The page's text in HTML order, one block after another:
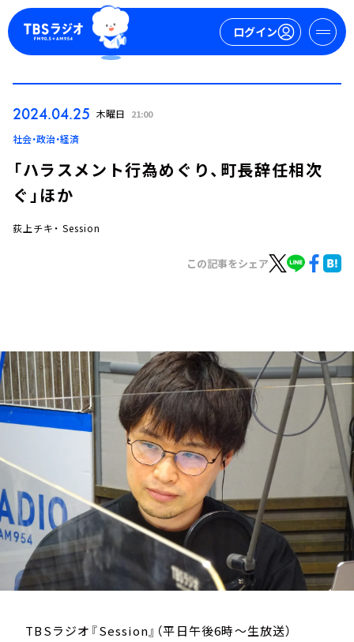
ログイン
お知らせ
イベント・グッズ
YouTube
会社情報
2024.04.25 木曜日 21:00
社会・政治・経済
「ハラスメント行為めぐり、町長辞任相次
ぐ」ほか
荻上チキ・ Session
この記事をシェア
TBSラジオ『Session』（平日午後6時～生放送）